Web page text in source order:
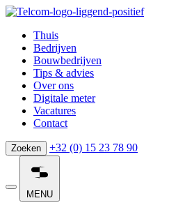
Thuis
Bedrijven
Bouwbedrijven
Tips & advies
Over ons
Digitale meter
Vacatures
Contact
Zoeken +32 (0) 15 23 78 90
MENU